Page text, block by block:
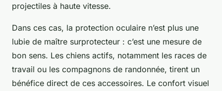
projectiles à haute vitesse.
Dans ces cas, la protection oculaire n’est plus une
lubie de maître surprotecteur : c’est une mesure de
bon sens. Les chiens actifs, notamment les races de
travail ou les compagnons de randonnée, tirent un
bénéfice direct de ces accessoires. Le confort visuel